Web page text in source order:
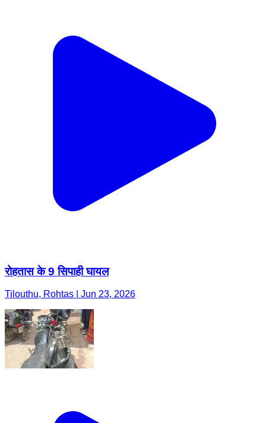
रोहतास के 9 सिपाही घायल
Tilouthu, Rohtas | Jun 23, 2026